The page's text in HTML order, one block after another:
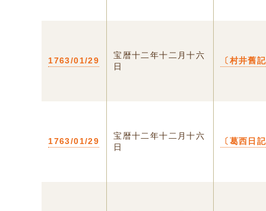
1763/01/29
宝暦十二年十二月十六
日
〔村井舊
1763/01/29
宝暦十二年十二月十六
日
〔葛西日